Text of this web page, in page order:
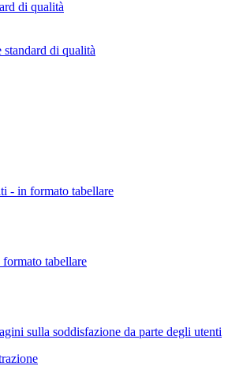
di qualità
di qualità
- in formato tabellare
tabellare
sulla soddisfazione da parte degli utenti